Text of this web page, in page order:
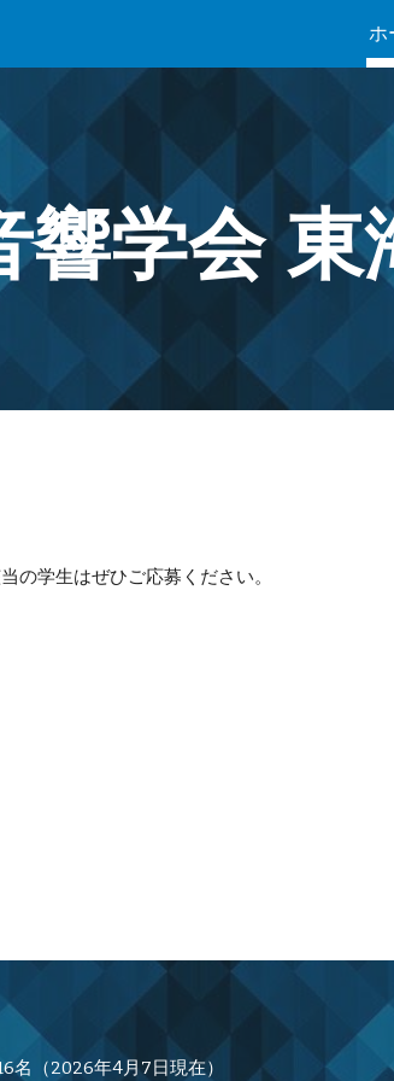
Skip
ホ
響学会 東
学生はぜひご応募ください。
名（2026年4月7日現在）